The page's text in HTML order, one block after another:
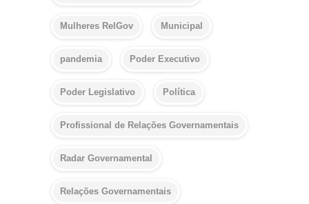
Mulheres RelGov Municipal
pandemia Poder Executivo
Poder Legislativo Política
Profissional de Relações Governamentais
Radar Governamental
Relações Governamentais